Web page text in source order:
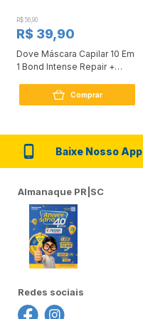
R$ 56,90
R$ 39,90
Dove Máscara Capilar 10 Em
1 Bond Intense Repair +
Comprar
Baixe Nosso App
Almanaque PR|SC
Redes sociais